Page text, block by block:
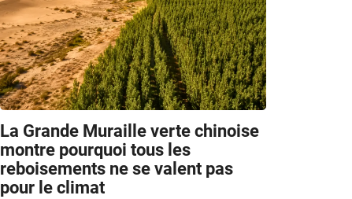
La Grande Muraille verte chinoise
montre pourquoi tous les
reboisements ne se valent pas
pour le climat